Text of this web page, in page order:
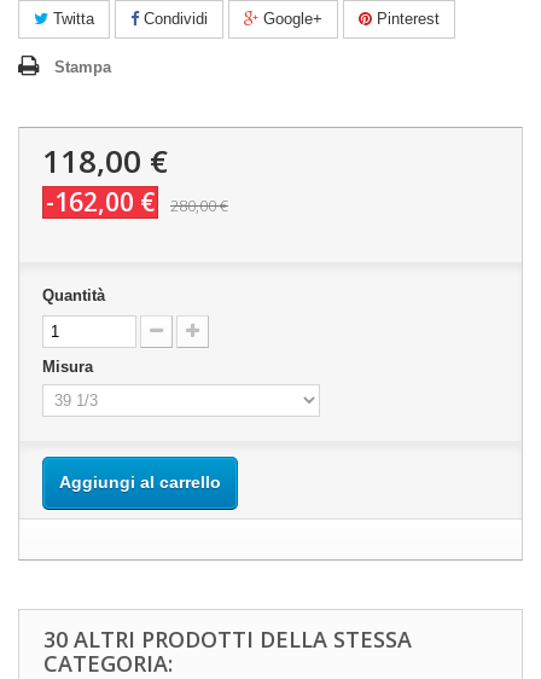
Twitta Condividi Google+ Pinterest
Stampa
118,00 €
-162,00 € 280,00 €
Quantità
Misura
Aggiungi al carrello
30 ALTRI PRODOTTI DELLA STESSA
CATEGORIA: